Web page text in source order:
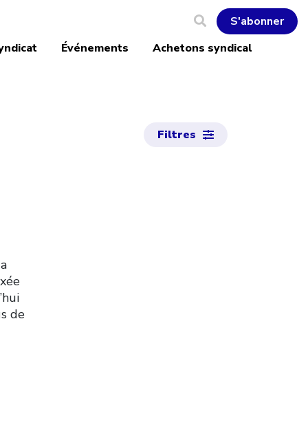
S'abonner
Événements Achetons syndical
Filtres
de